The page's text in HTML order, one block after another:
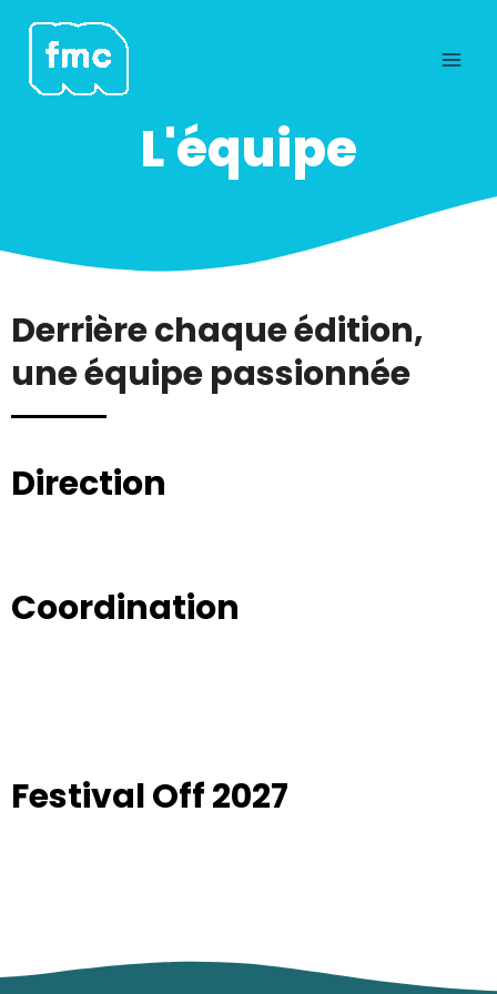
Aller
L'équipe
Derrière chaque édition,
une équipe passionnée
Direction
Coordination
Festival Off 2027